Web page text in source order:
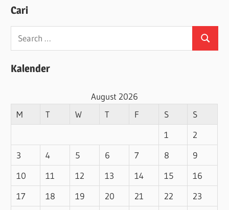
Cari
Search
for:
Search
Kalender
August 2026
M
T W T F S
S
1
2
3
4 5 6 7 8
9
10
11 12 13 14 15
16
17
18 19 20 21 22
23